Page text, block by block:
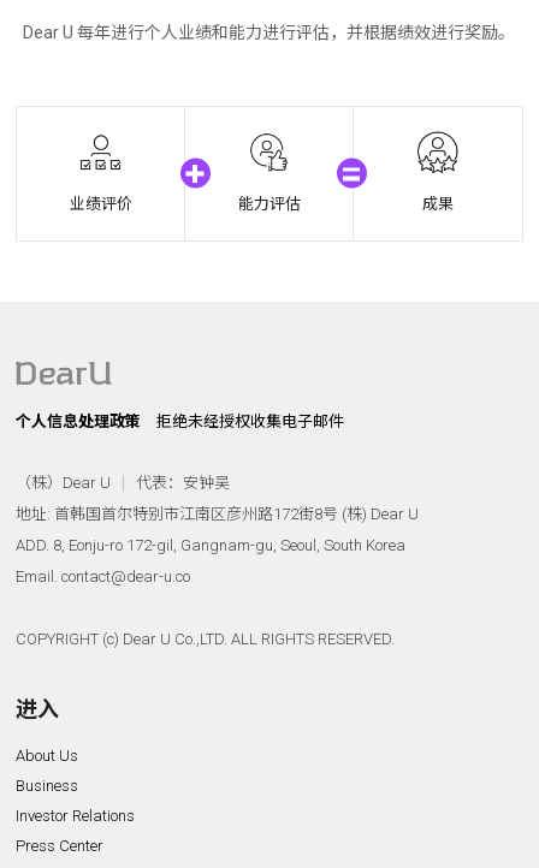
Dear U 每年进行个人业绩和能力进行评估，并根据绩效进行奖励。
业绩评价 能力评估 成果
个人信息处理政策 拒绝未经授权收集电子邮件
（株）Dear U
代表：安钟吴
地址: 首韩国首尔特别市江南区彦州路172街8号 (株) Dear U
ADD. 8, Eonju-ro 172-gil, Gangnam-gu, Seoul, South Korea
Email. contact@dear-u.co
COPYRIGHT (c) Dear U Co.,LTD. ALL RIGHTS RESERVED.
进入
About Us
Business
Investor Relations
Press Center